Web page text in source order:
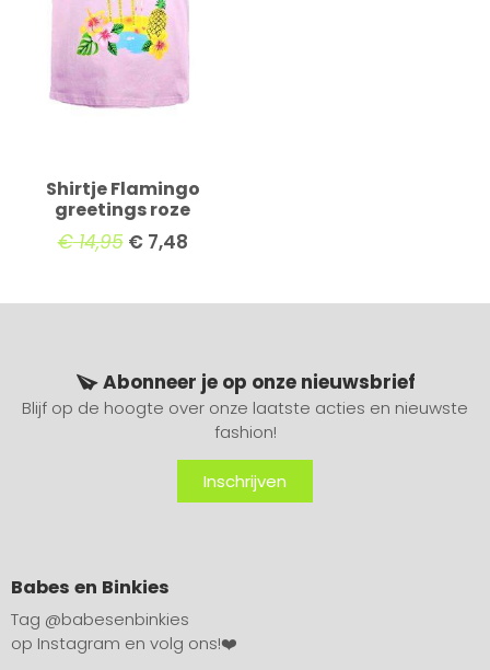
Shirtje Flamingo
greetings roze
€14,95 €7,48
Abonneer je op onze nieuwsbrief
Blijf op de hoogte over onze laatste acties en nieuwste
fashion!
Inschrijven
Babes en Binkies
Tag @babesenbinkies
op Instagram en volg ons!❤️